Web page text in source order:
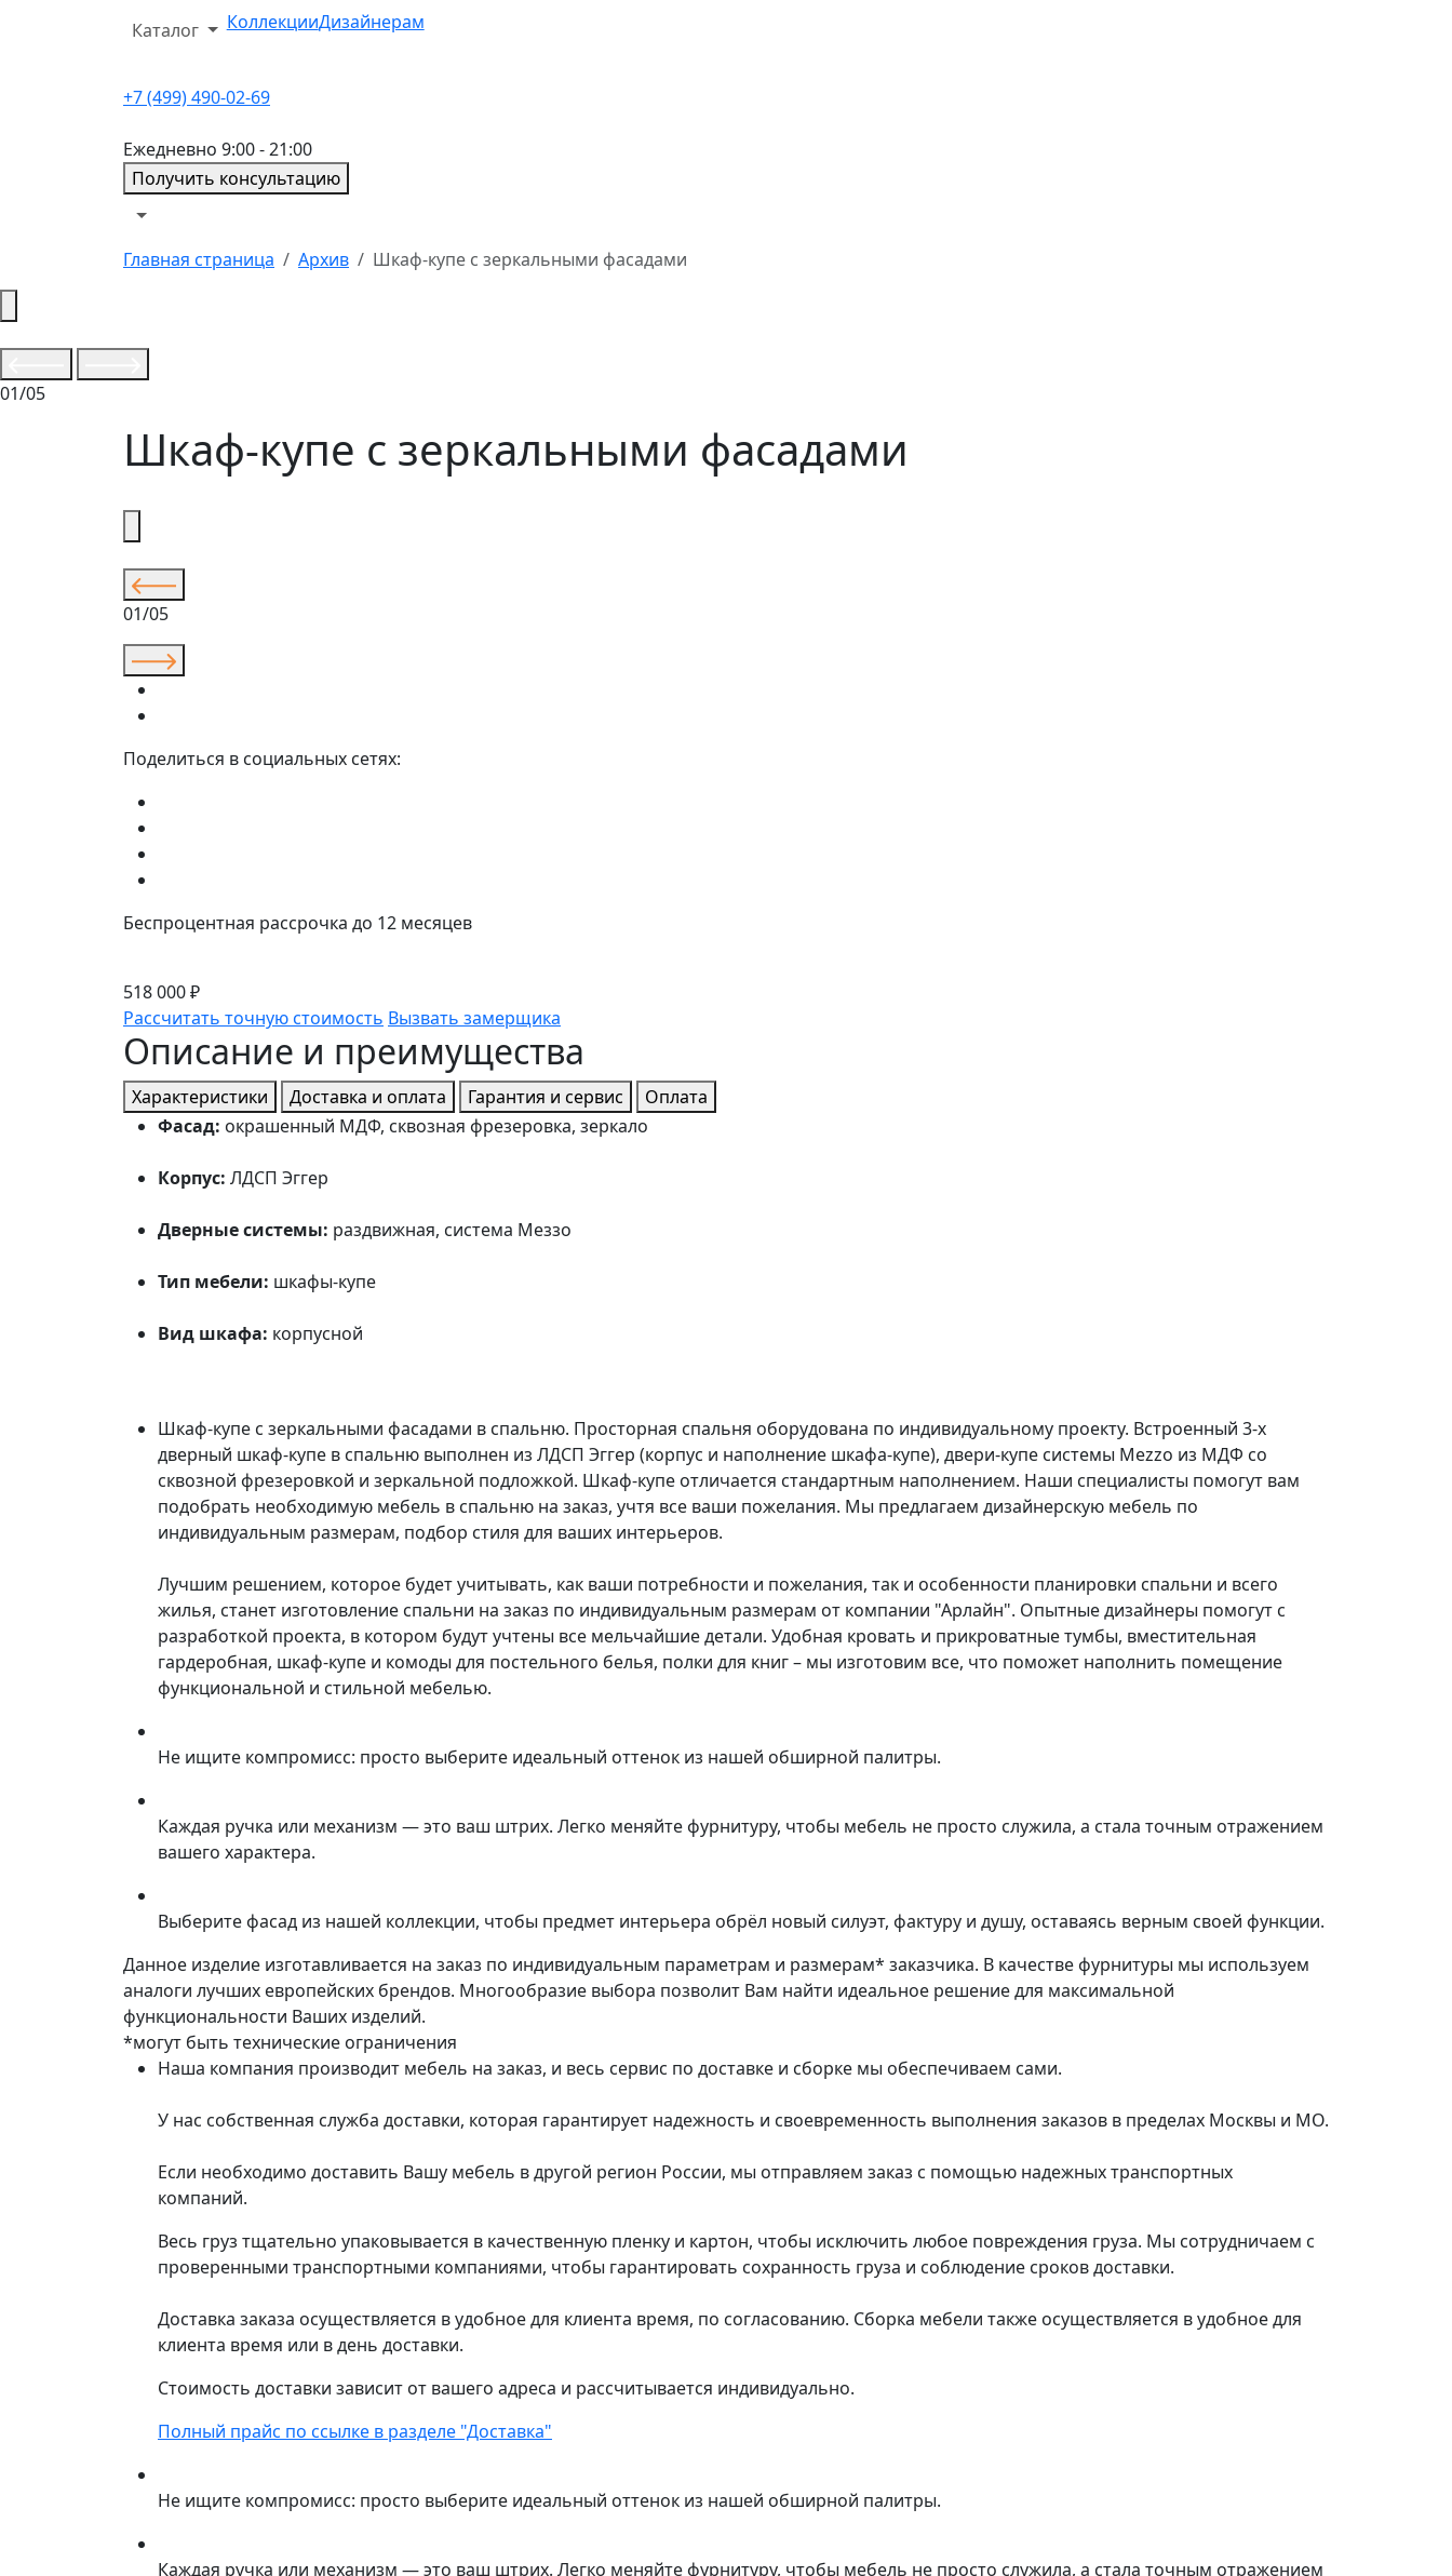
Каталог КоллекцииДизайнерам
+7 (499) 490-02-69
Ежедневно 9:00 - 21:00
Получить консультацию
Главная страница Архив Шкаф-купе с зеркальными фасадами
01/05
Шкаф-купе с зеркальными фасадами
01/05
Поделиться в социальных сетях:
Беспроцентная рассрочка до 12 месяцев
518 000 ₽
Рассчитать точную стоимость Вызвать замерщика
Описание и преимущества
Характеристики Доставка и оплата Гарантия и сервис
Оплата
Фасад: окрашенный МДФ, сквозная фрезеровка, зеркало
Корпус: ЛДСП Эггер
Дверные системы: раздвижная, система Меззо
Тип мебели: шкафы-купе
Вид шкафа: корпусной
Шкаф-купе с зеркальными фасадами в спальню. Просторная спальня оборудована по индивидуальному проекту. Встроенный 3-х
дверный шкаф-купе в спальню выполнен из ЛДСП Эггер (корпус и наполнение шкафа-купе), двери-купе системы Mezzo из МДФ со
сквозной фрезеровкой и зеркальной подложкой. Шкаф-купе отличается стандартным наполнением. Наши специалисты помогут вам
подобрать необходимую мебель в спальню на заказ, учтя все ваши пожелания. Мы предлагаем дизайнерскую мебель по
индивидуальным размерам, подбор стиля для ваших интерьеров.
Лучшим решением, которое будет учитывать, как ваши потребности и пожелания, так и особенности планировки спальни и всего
жилья, станет изготовление спальни на заказ по индивидуальным размерам от компании "Арлайн". Опытные дизайнеры помогут с
разработкой проекта, в котором будут учтены все мельчайшие детали. Удобная кровать и прикроватные тумбы, вместительная
гардеробная, шкаф-купе и комоды для постельного белья, полки для книг – мы изготовим все, что поможет наполнить помещение
функциональной и стильной мебелью.
Не ищите компромисс: просто выберите идеальный оттенок из нашей обширной палитры.
Каждая ручка или механизм — это ваш штрих. Легко меняйте фурнитуру, чтобы мебель не просто служила, а стала точным отражением
вашего характера.
Выберите фасад из нашей коллекции, чтобы предмет интерьера обрёл новый силуэт, фактуру и душу, оставаясь верным своей функции.
Данное изделие изготавливается на заказ по индивидуальным параметрам и размерам* заказчика. В качестве фурнитуры мы используем
аналоги лучших европейских брендов. Многообразие выбора позволит Вам найти идеальное решение для максимальной
функциональности Ваших изделий.
*могут быть технические ограничения
Наша компания производит мебель на заказ, и весь сервис по доставке и сборке мы обеспечиваем сами.
У нас собственная служба доставки, которая гарантирует надежность и своевременность выполнения заказов в пределах Москвы и МО.
Если необходимо доставить Вашу мебель в другой регион России, мы отправляем заказ с помощью надежных транспортных
компаний.
Весь груз тщательно упаковывается в качественную пленку и картон, чтобы исключить любое повреждения груза. Мы сотрудничаем с
проверенными транспортными компаниями, чтобы гарантировать сохранность груза и соблюдение сроков доставки.
Доставка заказа осуществляется в удобное для клиента время, по согласованию. Сборка мебели также осуществляется в удобное для
клиента время или в день доставки.
Стоимость доставки зависит от вашего адреса и рассчитывается индивидуально.
Полный прайс по ссылке в разделе "Доставка"
Не ищите компромисс: просто выберите идеальный оттенок из нашей обширной палитры.
Каждая ручка или механизм — это ваш штрих. Легко меняйте фурнитуру, чтобы мебель не просто служила, а стала точным отражением